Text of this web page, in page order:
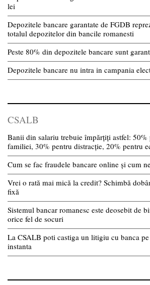
lei
Depozitele bancare garantate de FGDB
totalul depozitelor din bancile romanesti
Peste 80% din depozitele bancare sunt
Depozitele bancare nu intra in campania
CSALB
Banii din salariu trebuie împărțiți astfel:
familiei, 30% pentru distracție, 20% pentru
Cum se fac fraudele bancare online și cum
Vrei o rată mai mică la credit? Schimbă
fixă
Sistemul bancar romanesc este deosebit de
orice fel de socuri
La CSALB poti castiga un litigiu cu banca
instanta